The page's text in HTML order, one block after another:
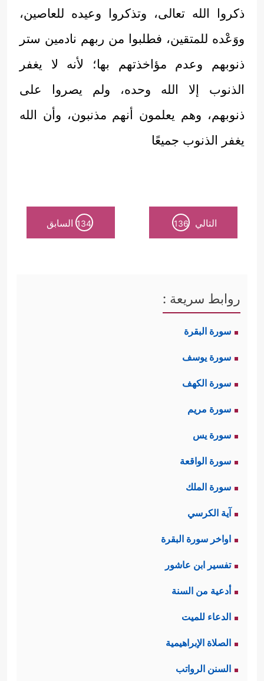
ذكروا الله تعالى، وتذكروا وعيده للعاصين،
ووَعْده للمتقين، فطلبوا من ربهم نادمين ستر
ذنوبهم وعدم مؤاخذتهم بها؛ لأنه لا يغفر
الذنوب إلا الله وحده، ولم يصروا على
ذنوبهم، وهم يعلمون أنهم مذنبون، وأن الله
يغفر الذنوب جميعًا
التالي 136
134 السابق
روابط سريعة :
سورة البقرة
سورة يوسف
سورة الكهف
سورة مريم
سورة يس
سورة الواقعة
سورة الملك
آية الكرسي
اواخر سورة البقرة
تفسير ابن عاشور
أدعية من السنة
الدعاء للميت
الصلاة الإبراهيمية
السنن الرواتب